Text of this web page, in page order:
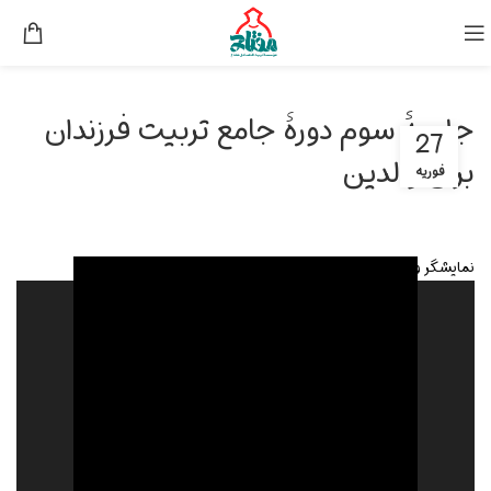
جلسۀ سوم دورۀ جامع تربیت فرزندان
برای والدین
27
فوریه
نمایشگر ویدیو